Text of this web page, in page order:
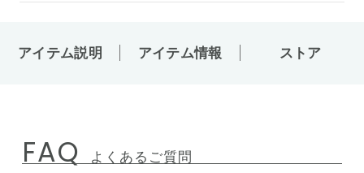
アイテム説明 アイテム情報 ストア
FAQ よくあるご質問